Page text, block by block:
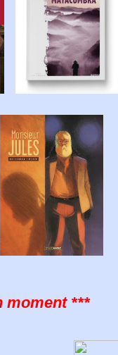
moment ***